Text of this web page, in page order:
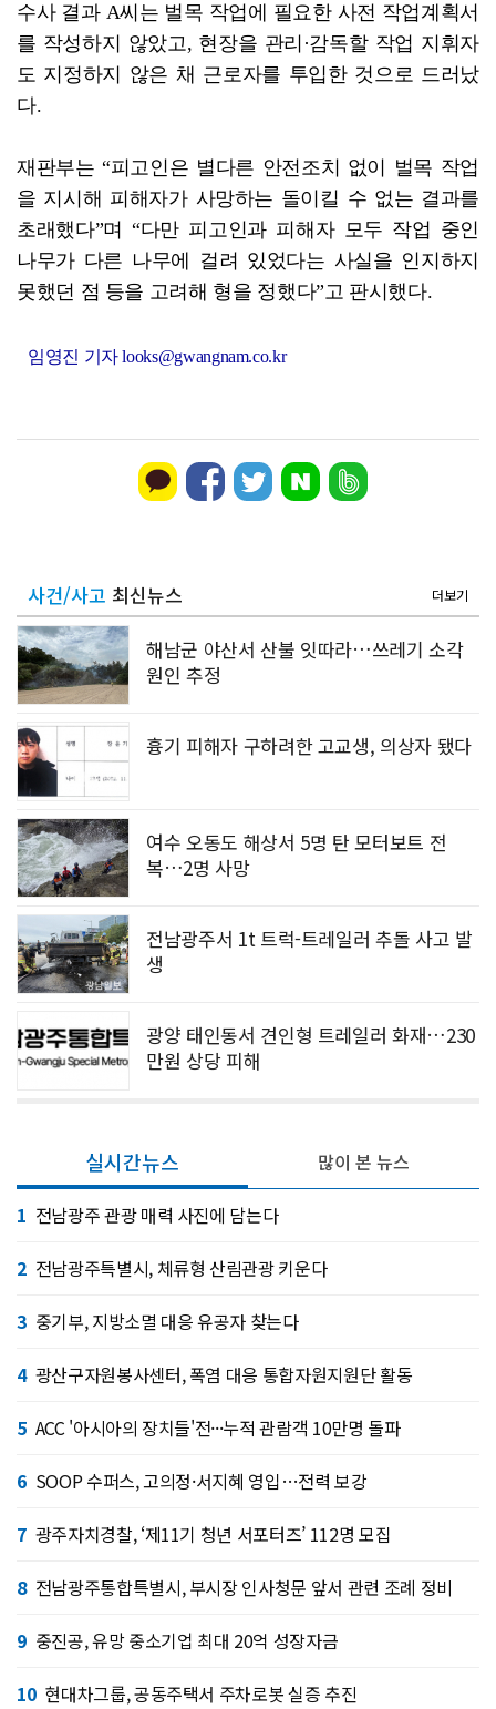
수사 결과 A씨는 벌목 작업에 필요한 사전 작업계획서
를 작성하지 않았고, 현장을 관리·감독할 작업 지휘자
도 지정하지 않은 채 근로자를 투입한 것으로 드러났
다.
재판부는 “피고인은 별다른 안전조치 없이 벌목 작업
을 지시해 피해자가 사망하는 돌이킬 수 없는 결과를
초래했다”며 “다만 피고인과 피해자 모두 작업 중인
나무가 다른 나무에 걸려 있었다는 사실을 인지하지
못했던 점 등을 고려해 형을 정했다”고 판시했다.
임영진 기자 looks@gwangnam.co.kr
사건/사고 최신뉴스 더보기
해남군 야산서 산불 잇따라…쓰레기 소각
원인 추정
흉기 피해자 구하려한 고교생, 의상자 됐다
여수 오동도 해상서 5명 탄 모터보트 전
복…2명 사망
전남광주서 1t 트럭-트레일러 추돌 사고 발
생
광양 태인동서 견인형 트레일러 화재…230
만원 상당 피해
실시간뉴스
1 전남광주 관광 매력 사진에 담는다
2 전남광주특별시, 체류형 산림관광 키운다
3 중기부, 지방소멸 대응 유공자 찾는다
4 광산구자원봉사센터, 폭염 대응 통합자원지원단 활동
5 ACC '아시아의 장치들'전···누적 관람객 10만명 돌파
6 SOOP 수퍼스, 고의정·서지혜 영입…전력 보강
7 광주자치경찰, ‘제11기 청년 서포터즈’ 112명 모집
8 전남광주통합특별시, 부시장 인사청문 앞서 관련 조례 정비
9 중진공, 유망 중소기업 최대 20억 성장자금
10 현대차그룹, 공동주택서 주차로봇 실증 추진
많이 본 뉴스